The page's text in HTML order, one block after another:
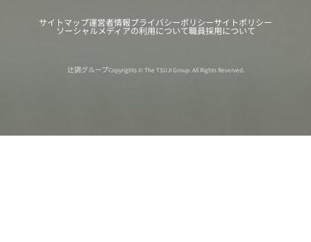
サイトマップ運営者情報プライバシーポリシーサイトポリシー
ソーシャルメディアの利用について職員採用について
辻調グループCopyrights © The TSUJI Group. All Rights Reserved.